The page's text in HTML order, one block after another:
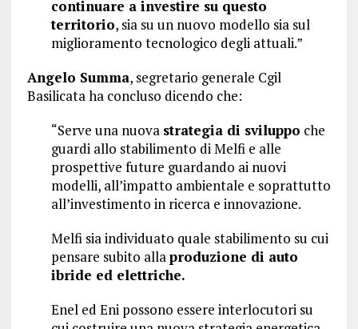
continuare a investire su questo
territorio, sia su un nuovo modello sia sul
miglioramento tecnologico degli attuali.”
Angelo Summa, segretario generale Cgil
Basilicata ha concluso dicendo che:
“Serve una nuova strategia di sviluppo che
guardi allo stabilimento di Melfi e alle
prospettive future guardando ai nuovi
modelli, all’impatto ambientale e soprattutto
all’investimento in ricerca e innovazione.
Melfi sia individuato quale stabilimento su cui
pensare subito allaproduzione di auto
ibride ed elettriche.
Enel ed Eni possono essere interlocutori su